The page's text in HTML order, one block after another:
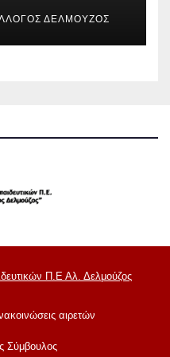
ΔΟΕ ΔΕΛΜΟΎΖΟΣ
Π.Ε Αλ. Δελμούζος
αιρετών
Σύμβουλος